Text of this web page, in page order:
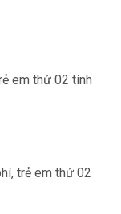
em thứ 02 tính
trẻ em thứ 02